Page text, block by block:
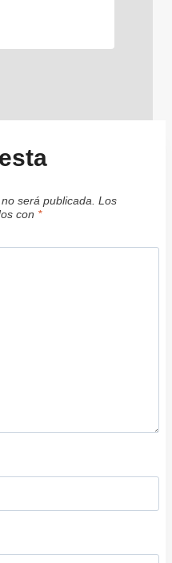
será publicada. Los
con *